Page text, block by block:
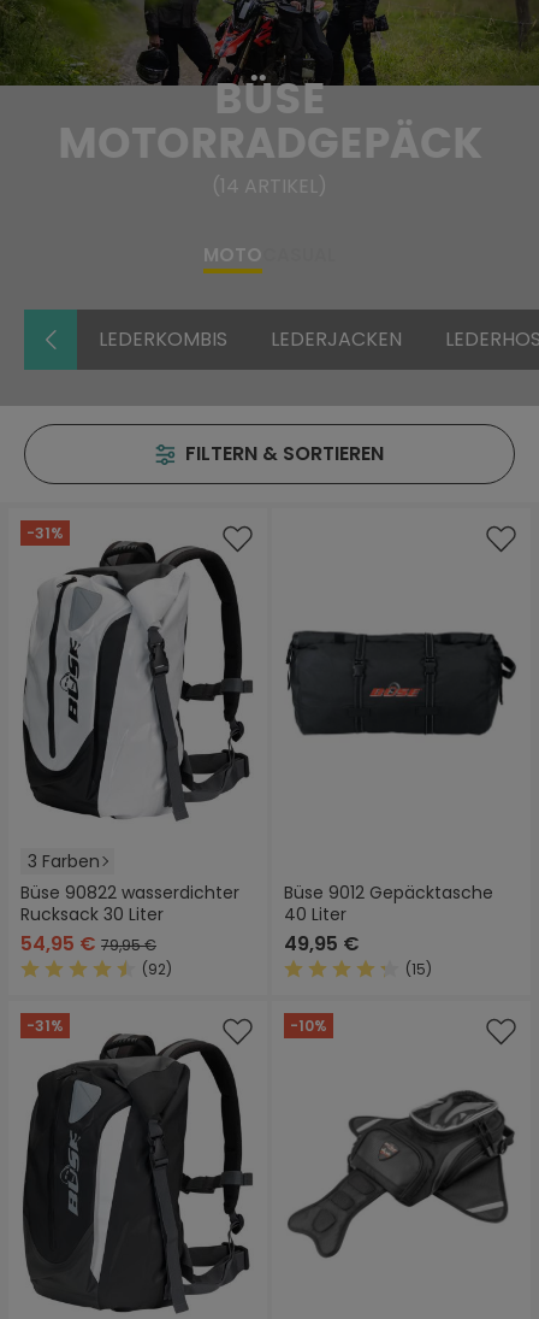
BÜSE
MOTORRADGEPÄCK
(14 ARTIKEL)
MOTO
LEDERKOMBIS LEDERJACKEN
FILTERN & SORTIEREN
-31%
3 Farben
Büse 90822 wasserdichter
Rucksack 30 Liter
54,95 € 79,95 €
(92)
Büse 9012 Gepäcktasche
40 Liter
49,95 €
(15)
-31% -10%